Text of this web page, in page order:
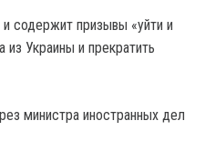
содержит призывы «уйти и
из Украины и прекратить
министра иностранных дел